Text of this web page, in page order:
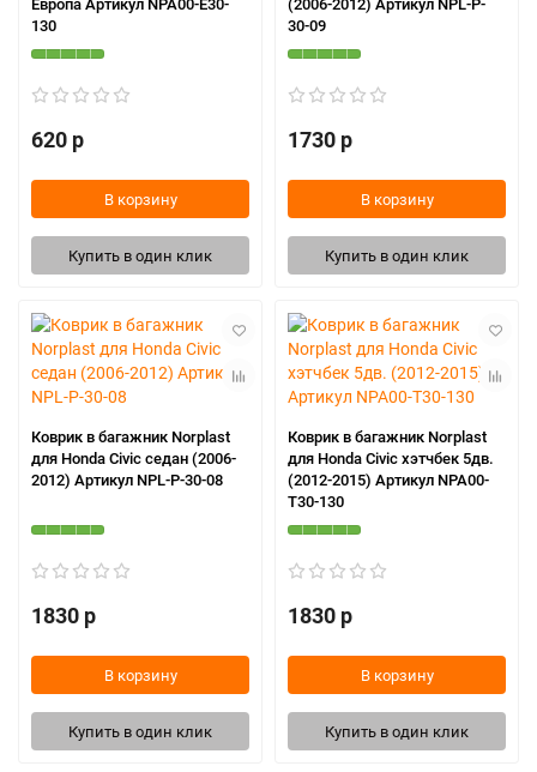
Европа Артикул NPA00-E30-
130
620 р
В корзину
Купить в один клик
(2006-2012) Артикул NPL-P-
30-09
1730 р
В корзину
Купить в один клик
Коврик в багажник Norplast
для Honda Civic седан (2006-
2012) Артикул NPL-P-30-08
1830 р
В корзину
Купить в один клик
Коврик в багажник Norplast
для Honda Civic хэтчбек 5дв.
(2012-2015) Артикул NPA00-
T30-130
1830 р
В корзину
Купить в один клик